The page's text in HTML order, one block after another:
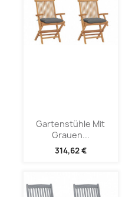
Gartenstühle Mit
Grauen...
314,62 €